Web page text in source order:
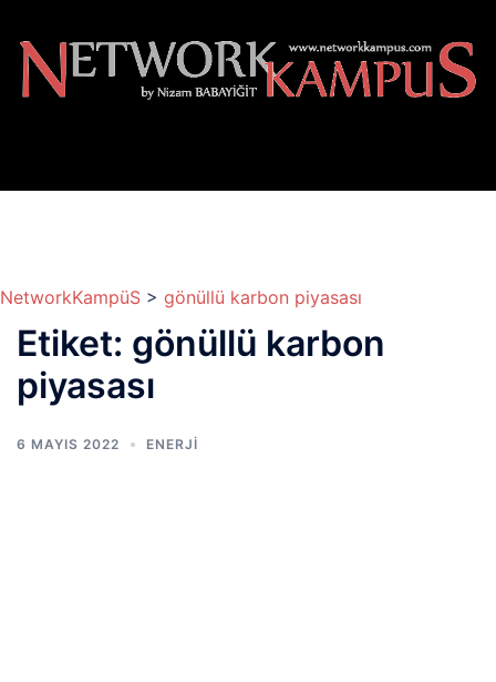
atla
NetworkKampüS > gönüllü karbon piyasası
Etiket: gönüllü karbon
piyasası
6 MAYIS 2022 ENERJİ